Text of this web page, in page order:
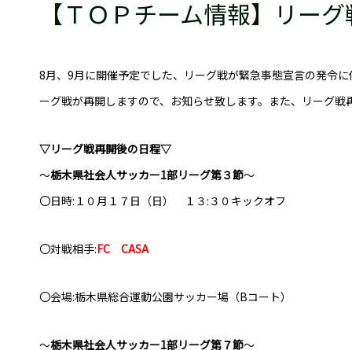
アカデミー
U-12・U-8
普及活動
シニアサッカーチーム
フェミニーノ（女子）
パートナー募集
【ＴＯＰチーム情報】リー
8月、9月に開催予定でした、リーグ戦が緊急事態宣言の発令
ーグ戦が再開しますので、お知らせ致します。また、リーグ
▽リーグ戦再開後の日程▽
～栃木県社会人サッカー1部リーグ第３節～
〇日時:１０月１７日（日） １３:３０キックオフ
〇対戦相手:FC CASA
〇会場:栃木県総合運動公園サッカー場（Bコート）
～栃木県社会人サッカー1部リーグ第７節～